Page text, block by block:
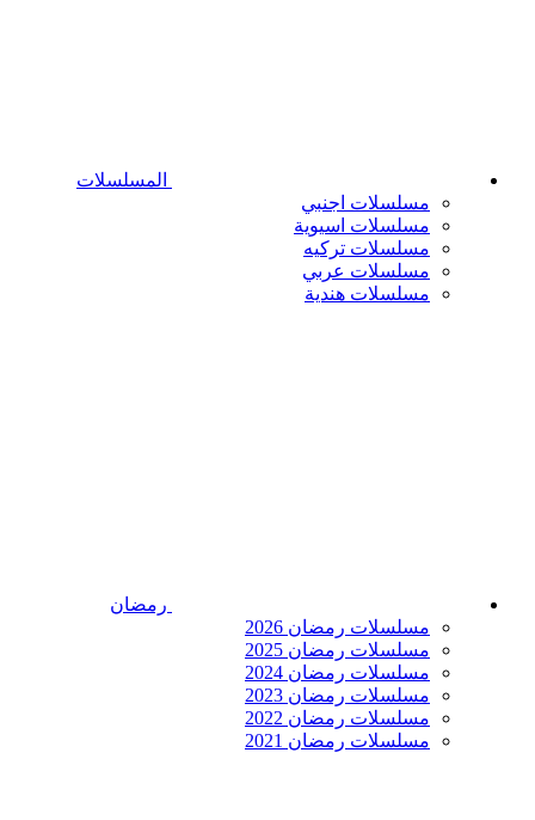
المسلسلات
مسلسلات اجنبي
مسلسلات اسيوية
مسلسلات تركيه
مسلسلات عربي
مسلسلات هندية
رمضان
مسلسلات رمضان 2026
مسلسلات رمضان 2025
مسلسلات رمضان 2024
مسلسلات رمضان 2023
مسلسلات رمضان 2022
مسلسلات رمضان 2021